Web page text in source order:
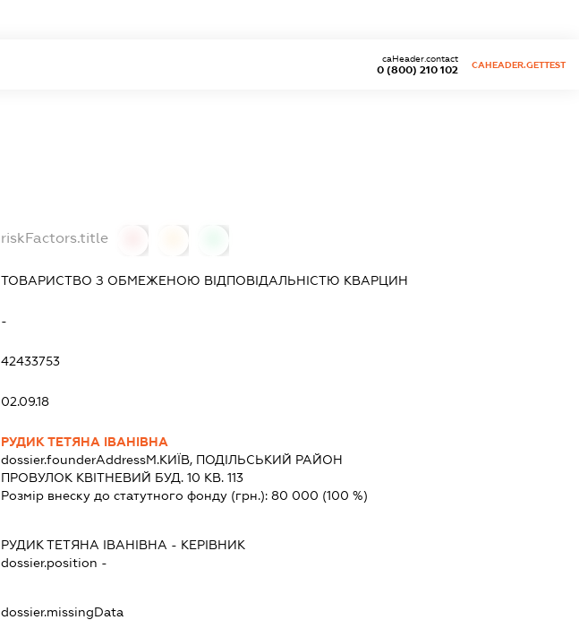
0 (800) 210 102
caHeader.contact
CAHEADER.GETTEST
riskFactors.title
ТОВАРИСТВО З ОБМЕЖЕНОЮ ВІДПОВІДАЛЬНІСТЮ КВАРЦИН
-
42433753
02.09.18
РУДИК ТЕТЯНА ІВАНІВНА
dossier.founderAddressМ.КИЇВ, ПОДІЛЬСЬКИЙ РАЙОН
ПРОВУЛОК КВІТНЕВИЙ БУД. 10 КВ. 113
Розмір внеску до статутного фонду (грн.): 80 000 (100 %)
РУДИК ТЕТЯНА ІВАНІВНА - КЕРІВНИК
dossier.position -
dossier.missingData